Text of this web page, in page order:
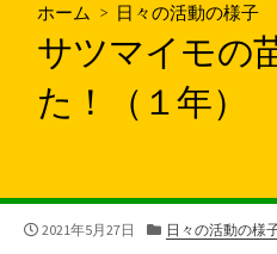
ホーム > 日々の活動の様子
サツマイモの
た！（１年）
公
2021年5月27日
カ
日々の活動の様